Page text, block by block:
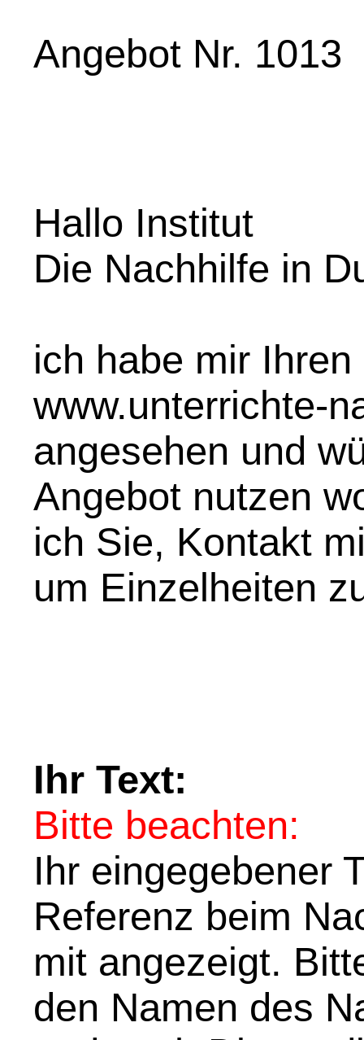
Angebot Nr. 1013
Hallo Institut
Die Nachhilfe in
ich habe mir
www.unterrichte-
angesehen und
Angebot nutzen
ich Sie, Kontakt
um Einzelheiten
Ihr Text:
Bitte beachten:
Ihr eingegebener
Referenz beim
mit angezeigt.
den Namen des